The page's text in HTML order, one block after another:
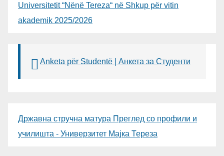
Universitetit “Nënë Tereza“ në Shkup për vitin
akademik 2025/2026
Anketa për Studentë | Анкета за Студенти
Државна стручна матура Преглед со профили и
училишта - Универзитет Мајка Тереза